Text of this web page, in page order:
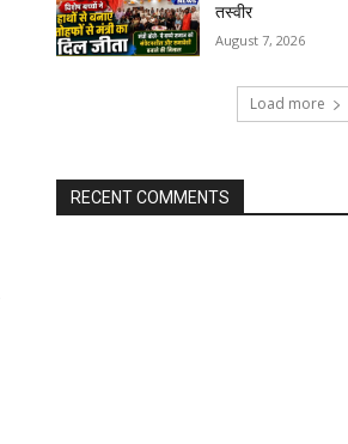
तस्वीर
August 7, 2026
Load more
RECENT COMMENTS